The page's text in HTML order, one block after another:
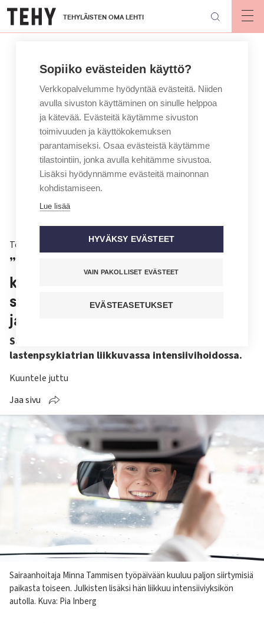
Hyppää
pääsisältöön
TEHYLÄISTEN OMA LEHTI
Töissä
”Väkivaltainen käytös pitää
katkaista nuorena”, sanoo
sairaanhoitaja, joka menee kotiin
ja kouluun
Sairaanhoitaja Minna Tamminen työskentelee
lastenpsykiatrian liikkuvassa intensiivihoidossa.
Kuuntele juttu
Jaa sivu
Kuvateksti
Sairaanhoitaja Minna Tammisen työpäivään kuuluu paljon siirtymisiä
paikasta toiseen. Julkisten lisäksi hän liikkuu intensiiviyksikön
autolla. Kuva: Pia Inberg
Sopiiko evästeiden käyttö?
Verkkopalvelumme hyödyntää evästeitä. Niiden
avulla sivuston käyttäminen on sinulle helppoa
ja kätevää. Evästeitä käytämme sivuston
toimivuuden ja käyttökokemuksen
parantamiseksi. Osaa evästeistä käytämme
tilastointiin, jonka avulla kehitämme sivustoa.
Lisäksi hyödynnämme evästeitä mainonnan
kohdistamiseen.
Lue lisää
HYVÄKSY EVÄSTEET
VAIN PAKOLLISET EVÄSTEET
EVÄSTEASETUKSET